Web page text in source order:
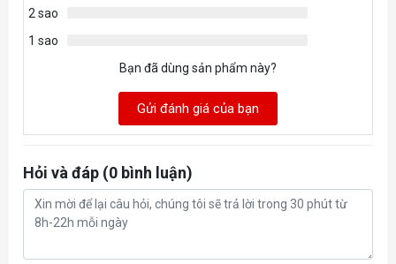
2 sao
1 sao
Bạn đã dùng sản phẩm này?
Gửi đánh giá của bạn
Hỏi và đáp (0 bình luận)